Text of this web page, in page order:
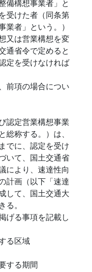
備構想事業者」と
受けた者（同条第
者」という。）
又は営業構想を変
通省令で定めると
定を受けなければ
前項の場合につい
認定営業構想事業
称する。）は、
でに、認定を受け
いて、国土交通省
により、速達性向
計画（以下「速達
して、国土交通大
。
げる事項を記載し
る区域
する期間